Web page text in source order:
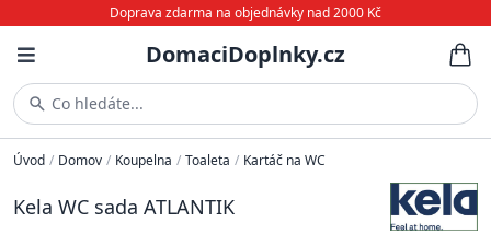
Doprava zdarma na objednávky nad 2000 Kč
DomaciDoplnky.cz
Co hledáte...
Úvod / Domov / Koupelna / Toaleta / Kartáč na WC
Kela WC sada ATLANTIK